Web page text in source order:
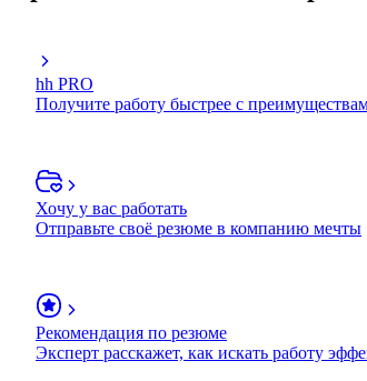
hh PRO
Получите работу быстрее с
Хочу у вас работать
Отправьте своё резюме в компанию мечты
Рекомендация по резюме
Эксперт расскажет, как искать работу